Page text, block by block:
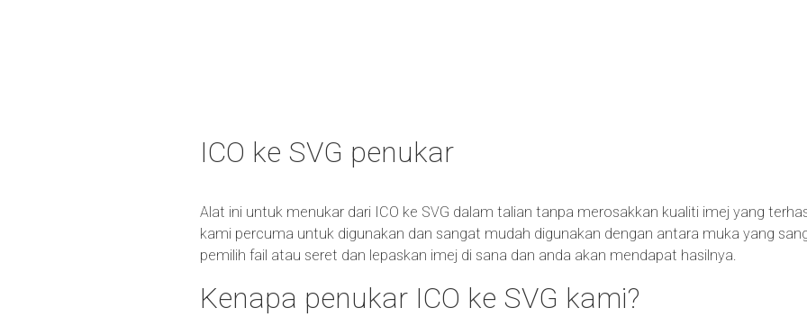
ICO ke SVG penukar
Alat ini untuk menukar dari ICO ke SVG dalam talian tanpa merosakkan kualiti imej yang
kami percuma untuk digunakan dan sangat mudah digunakan dengan antara muka yang
pemilih fail atau seret dan lepaskan imej di sana dan anda akan mendapat hasilnya.
Kenapa penukar ICO ke SVG kami?